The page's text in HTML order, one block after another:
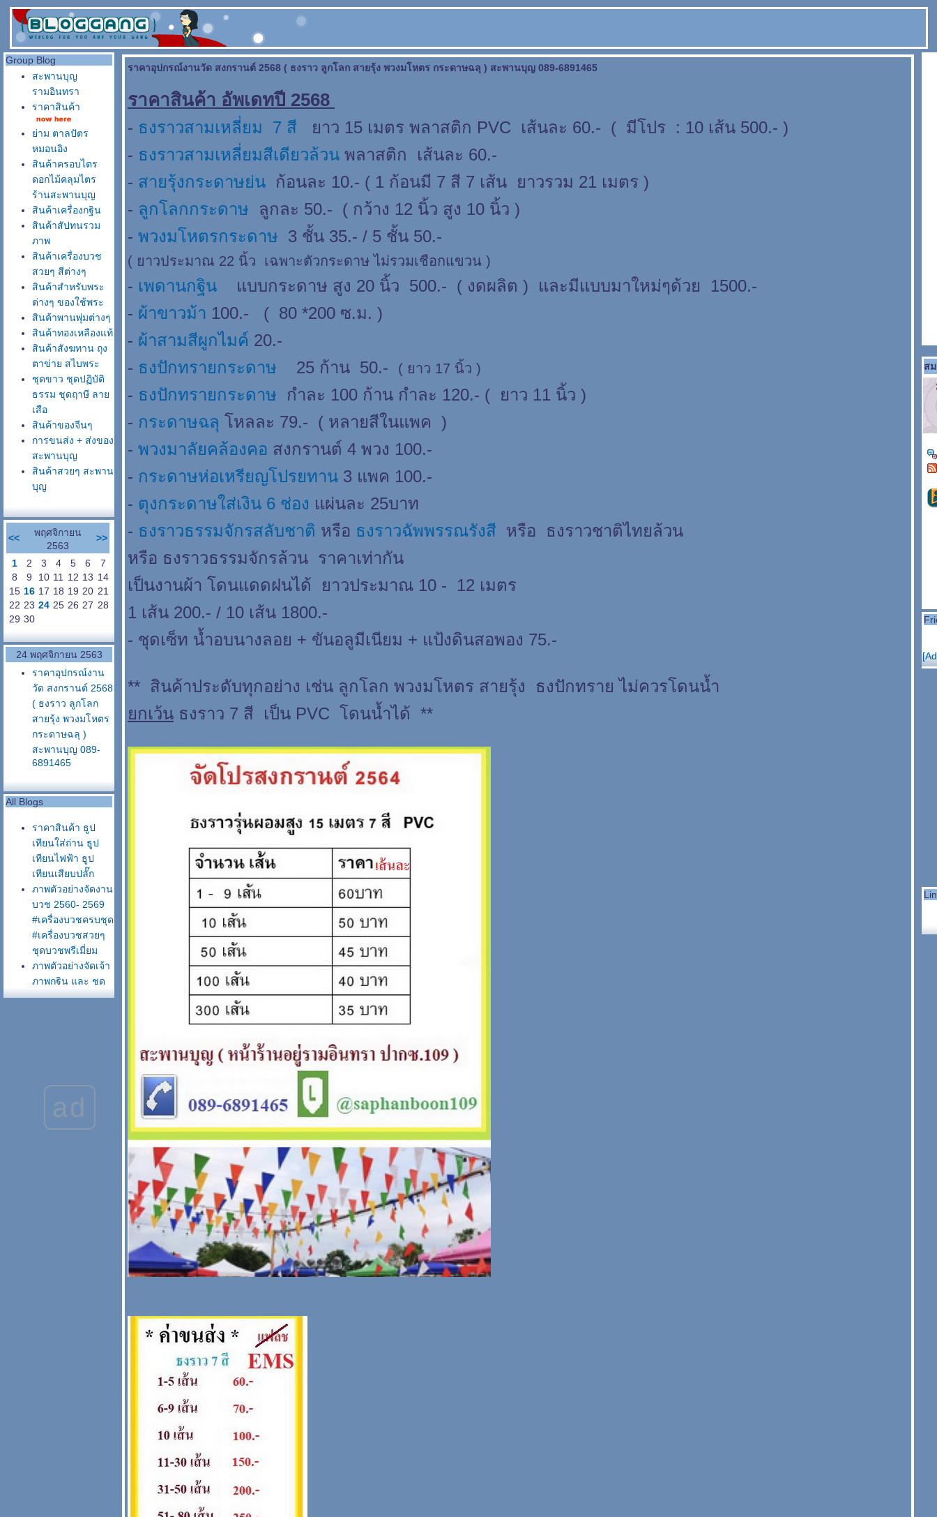
Group Blog
สะพานบุญ
รามอินทรา
ราคาสินค้า
่าม ตาลปัตร
หมอนอิง
สินค้าครอบไตร
ดอกไม้คลุมไตร
ร้านสะพานบุญ
สินค้าเครื่องกฐิน
สินค้าสัปทนรวม
ภาพ
สินค้าเครื่องบวช
สวยๆ สีต่างๆ
สินค้าสำหรับพระ
ต่างๆ ของใช้พระ
สินค้าพานพุ่มต่างๆ
สินค้าทองเหลืองแท้
สินค้าสังฆทาน ถุง
ตาข่าย สไบพระ
ชุดขาว ชุดปฏิบัติ
ธรรม ชุดฤาษี ลา
เสือ
สินค้าของจีนๆ
การขนส่ง + ส่งของ
สะพานบุญ
สินค้าสวยๆ สะพาน
บุญ
<<
พฤศจิกายน
2563
>>
1 2 3 4 5 6
7
8
9 10 11 12 13 14
15 16 17 18 19 20 21
22 23 24 25 26 27 28
29 30
24 พฤศจิกายน 2563
ราคาอุปกรณ์งาน
วัด สงกรานต์ 2568
( ธงราว ลูกโลก
สายรุ้ง พวงมโหตร
กระดาษฉลุ )
สะพานบุญ 089-
6891465
All Blogs
ราคาสินค้า ธูป
เทียนใส่ถ่าน ธูป
เทียนไฟฟ้า ธูป
เทียนเสียบปลั๊ก
ภาพตัวอย่างจัดงาน
บวช 2560- 2569
#เครื่องบวชครบชุด
#เครื่องบวชสวยๆ
ชุดบวชพรีเมี่ยม
ภาพตัวอย่างจัดเจ้า
ภาพกฐิน และ ชุด
บวช อัลบั้ม ปี 2567
บวชงานกฐิน
เครื่องกฐินพรีเมี่ยม
ชุดบวชครบชุด
ad
ราคาอุปกรณ์งานวัด สงกรานต์ 2568 ( ธงราว ลูกโลก สายรุ้ง พวงมโหตร กระดาษฉลุ ) สะพานบุญ 089-6891465
ราคาสินค้า อัพเดทปี 2568
- ธงราวสามเหลี่ยม 7 สี
าว 15 เมตร พลาสติก PVC เส้นละ 60.- ( มีโปร : 10 เส้น 500.- )
- ธงราวสามเหลี่ยมสีเดียวล้วน พลาสติก เส้นละ 60.-
- สายรุ้งกระดาษย่น ก้อนละ 10.- ( 1 ก้อนมี 7 สี 7 เส้น ยาวรวม 21 เมตร )
- ลูกโลกกระดาษ ลูกละ 50.- ( กว้าง 12 นิ้ว สูง 10 นิ้ว )
- พวงมโหตรกระดาษ 3 ชั้น 35.- / 5 ชั้น 50.-
( ยาวประมาณ 22 นิ้ว เฉพาะตัวกระดาษ ไม่รวมเชือกแขวน )
- เพดานกฐิน
บบกระดาษ สูง 20 นิ้ว 500.- ( งดผลิต ) และมีแบบมาใหม่ๆด้วย 1500.-
- ผ้าขาวม้า 100.- ( 80 *200 ซ.ม. )
- ผ้าสามสีผูกไมค์ 20.-
- ธงปักทรายกระดาษ 25 ก้าน 50.- ( ยาว 17 นิ้ว )
- ธงปักทรายกระดาษ กำละ 100 ก้าน กำละ 120.- ( ยาว 11 นิ้ว )
- กระดาษฉลุ หลละ 79.- ( หลายสีในแพค )
- พวงมาลัยคล้องคอ สงกรานต์ 4 พวง 100.-
- กระดาษห่อเหรียญโปรยทาน 3 แพค 100.-
- ตุงกระดาษใส่เงิน 6 ช่อง ผ่นละ 25บาท
- ธงราวธรรมจักรสลับชาติ หรือ ธงราวฉัพพรรณรังสี หรือ ธงราวชาติไทยล้วน
หรือ ธงราวธรรมจักรล้วน ราคาเท่ากัน
เป็นงานผ้า โดนแดดฝนได้ ยาวประมาณ 10 - 12 เมตร
1 เส้น 200.- / 10 เส้น 1800.-
- ชุดเซ็ท น้ำอบนางลอย + ขันอลูมีเนียม + แป้งดินสอพอง 75.-
** สินค้าประดับทุกอย่าง เช่น ลูกโลก พวงมโหตร สายรุ้ง ธงปักทราย ไม่ควรโดนน้ำ
กเว้น ธงราว 7 สี เป็น PVC โดนน้ำได้ **
ส